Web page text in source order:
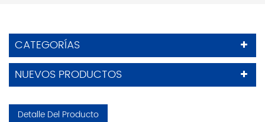
CATEGORÍAS
NUEVOS PRODUCTOS
Detalle Del Producto